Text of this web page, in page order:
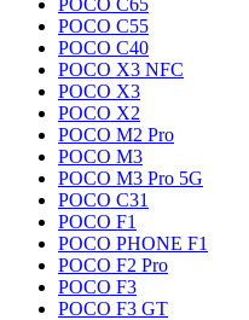
POCO C65
POCO C55
POCO C40
POCO X3 NFC
POCO X3
POCO X2
POCO M2 Pro
POCO M3
POCO M3 Pro 5G
POCO C31
POCO F1
POCO PHONE F1
POCO F2 Pro
POCO F3
POCO F3 GT